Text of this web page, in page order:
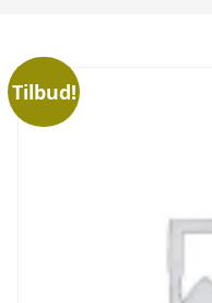
Tilbud!